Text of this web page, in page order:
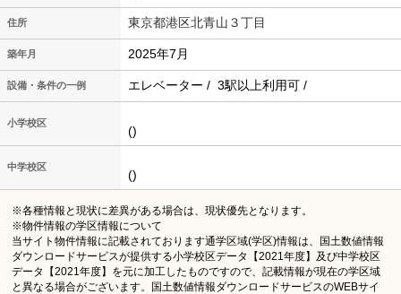
住所 東京都港区北青山３丁目
築年月 2025年7月
設備・条件の一例 エレベーター / 3駅以上利用可 /
小学校区
()
中学校区
()
※各種情報と現状に差異がある場合は、現状優先となります。
※物件情報の学区情報について
当サイト物件情報に記載されております通学区域(学区)情報は、国土数値情報
ダウンロードサービスが提供する小学校区データ【2021年度】及び中学校区
データ【2021年度】を元に加工したものですので、記載情報が現在の学区域
と異なる場合がございます。国土数値情報ダウンロードサービスのWEBサイ